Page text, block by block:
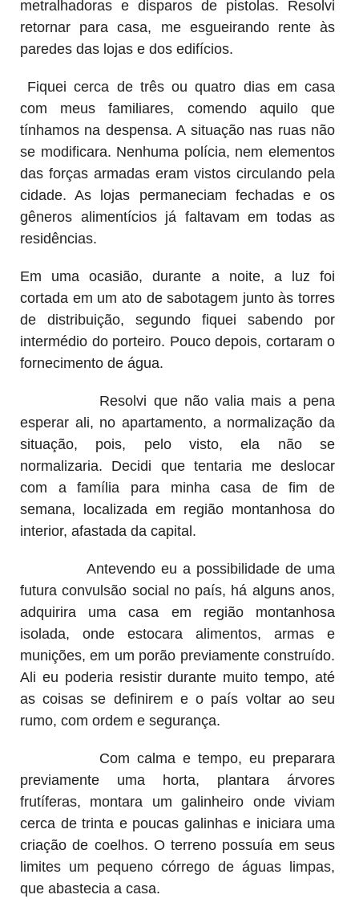
metralhadoras e disparos de pistolas. Resolvi
retornar para casa, me esgueirando rente às
paredes das lojas e dos edifícios.
Fiquei cerca de três ou quatro dias em casa
com meus familiares, comendo aquilo que
tínhamos na despensa. A situação nas ruas não
se modificara. Nenhuma polícia, nem elementos
das forças armadas eram vistos circulando pela
cidade. As lojas permaneciam fechadas e os
gêneros alimentícios já faltavam em todas as
residências.
Em uma ocasião, durante a noite, a luz foi
cortada em um ato de sabotagem junto às torres
de distribuição, segundo fiquei sabendo por
intermédio do porteiro. Pouco depois, cortaram o
fornecimento de água.
Resolvi que não valia mais a pena
esperar ali, no apartamento, a normalização da
situação, pois, pelo visto, ela não se
normalizaria. Decidi que tentaria me deslocar
com a família para minha casa de fim de
semana, localizada em região montanhosa do
interior, afastada da capital.
Antevendo eu a possibilidade de uma
futura convulsão social no país, há alguns anos,
adquirira uma casa em região montanhosa
isolada, onde estocara alimentos, armas e
munições, em um porão previamente construído.
Ali eu poderia resistir durante muito tempo, até
as coisas se definirem e o país voltar ao seu
rumo, com ordem e segurança.
Com calma e tempo, eu preparara
previamente uma horta, plantara árvores
frutíferas, montara um galinheiro onde viviam
cerca de trinta e poucas galinhas e iniciara uma
criação de coelhos. O terreno possuía em seus
limites um pequeno córrego de águas limpas,
que abastecia a casa.